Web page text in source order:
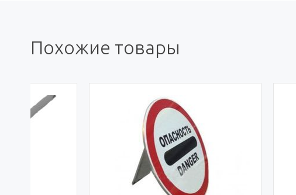
Похожие товары